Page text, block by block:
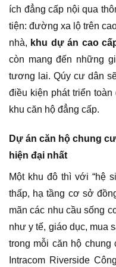
ích đẳng cấp nội qua
tiện: đường xa lộ trên
nhà, khu dự án cao
còn mang đến những
tương lai. Qúy cư dân
điều kiện phát triển
khu căn hộ đẳng cấp.
Dự án căn hộ chung
hiện đại nhất
Một khu đô thì với “hệ
thấp, hạ tầng cơ sở
mãn các nhu cầu sống
như y tế, giáo dục, mua
trong mỗi căn hộ
Intracom Riverside